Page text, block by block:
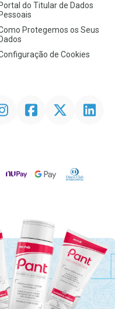
Portal do Titular de Dados
Pessoais
Protegemos os Seus
Dados
de Cookies
FacebookTwitter Linkedin
NuPay Google PayDiners Club